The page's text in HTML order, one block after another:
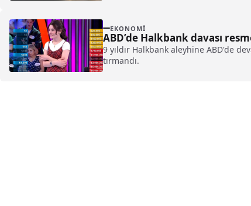
EKONOMI
ABD’de Halkbank davası
9 yıldır Halkbank aleyhine ABD'de
tırmandı.